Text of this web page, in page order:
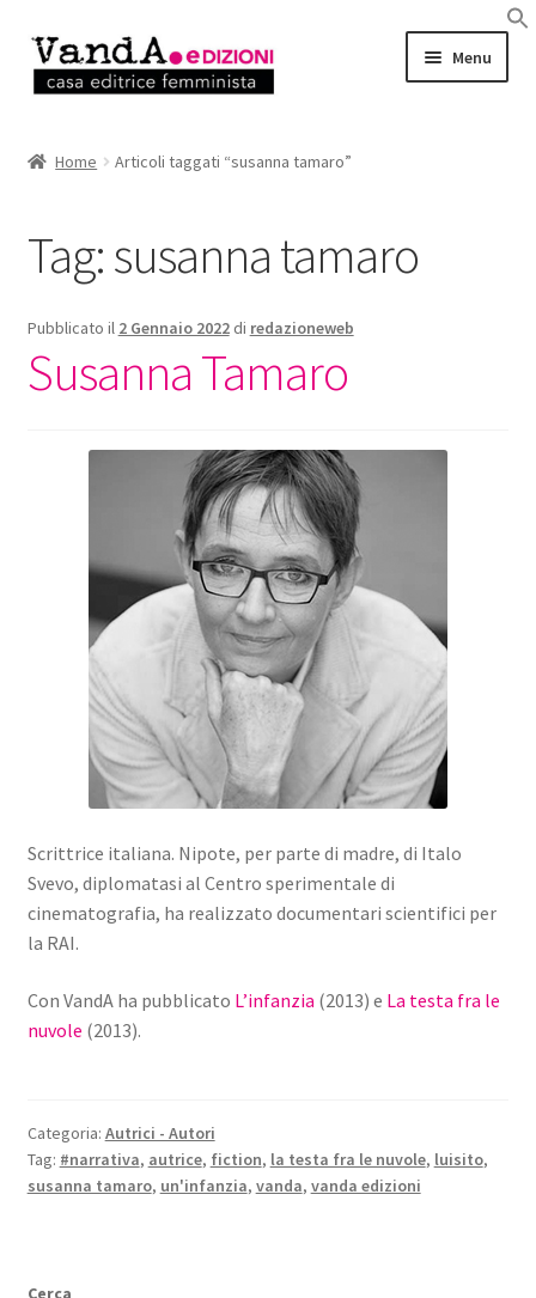
Vai
alla
Vai
al
Menu
AUTRICI e AUTORI
EVENTI
RASSEGNA STAMPA
CHI SIAMO
Home Articoli taggati “susanna tamaro”
Tag:susanna tamaro
Pubblicato il 2 Gennaio 2022 di redazioneweb
Susanna Tamaro
Scrittrice italiana. Nipote, per parte di madre, di Italo
Svevo, diplomatasi al Centro sperimentale di
cinematografia, ha realizzato documentari scientifici per
la RAI.
Con VandA ha pubblicato L’infanzia (2013) e La testa fra le
nuvole (2013).
Categoria: Autrici - Autori
Tag: #narrativa, autrice, fiction, la testa fra le nuvole, luisito,
susanna tamaro, un'infanzia, vanda, vanda edizioni
Cerca